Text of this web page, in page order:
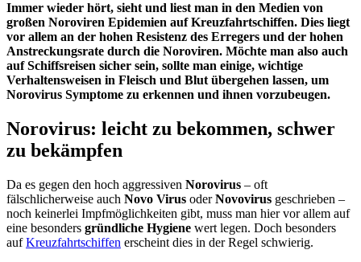
Immer wieder hört, sieht und liest man in den Medien von
großen Noroviren Epidemien auf Kreuzfahrtschiffen. Dies liegt
vor allem an der hohen Resistenz des Erregers und der hohen
Anstreckungsrate durch die Noroviren. Möchte man also auch
auf Schiffsreisen sicher sein, sollte man einige, wichtige
Verhaltensweisen in Fleisch und Blut übergehen lassen, um
Norovirus Symptome zu erkennen und ihnen vorzubeugen.
Norovirus: leicht zu bekommen, schwer
zu bekämpfen
Da es gegen den hoch aggressiven Norovirus – oft
fälschlicherweise auch Novo Virus oderNovovirus geschrieben –
noch keinerlei Impfmöglichkeiten gibt, muss man hier vor allem auf
eine besonders gründliche Hygiene wert legen. Doch besonders
aufKreuzfahrtschiffen erscheint dies in der Regel schwierig.